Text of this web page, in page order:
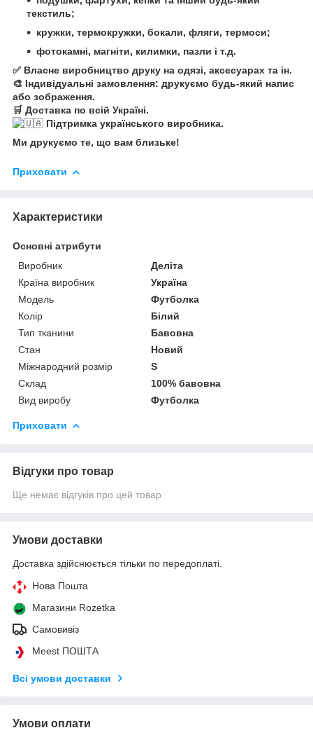
текстиль;
кружки, термокружки, бокали, фляги, термоси;
фотокамні, магніти, килимки, пазли і т.д.
✅ Власне виробництво друку на одязі, аксесуарах та ін.
🎨 Індивідуальні замовлення: друкуємо будь-який напис
або зображення.
🛒 Доставка по всій Україні.
Підтримка українського виробника.
Ми друкуємо те, що вам близьке!
Приховати
Характеристики
Основні атрибути
Виробник
Деліта
Країна виробник
Україна
Модель
Футболка
Колір
Білий
Тип тканини
Бавовна
Стан
Новий
Міжнародний розмір
S
Склад
100% бавовна
Вид виробу
Футболка
Приховати
Відгуки про товар
Ще немає відгуків про цей товар
Умови доставки
Доставка здійснюється тільки по передоплаті.
Нова Пошта
Магазини Rozetka
Самовивіз
Meest ПОШТА
Всі умови доставки
Умови оплати